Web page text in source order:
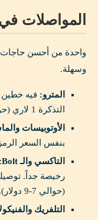
المواصلات في
واحدة من أحسن حاجات
وسهلة.
المترو: فيه خطين
التذكرة 1 لاري (حوالي 35 سنت أمريكي).
الأوتوبيسات
بنفس السعر
التاكسي والـ Bolt:
(حوالي 7-9 دولار).
التلفريك